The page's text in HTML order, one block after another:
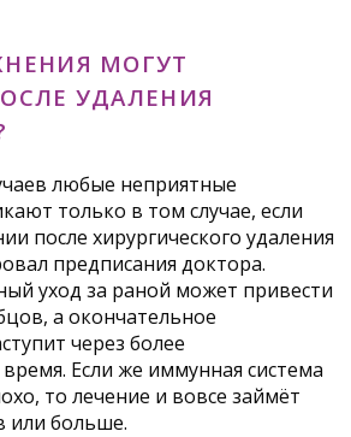
МОГУТ
УДАЛЕНИЯ
любые неприятные
только в том случае, если
после хирургического удаления
предписания доктора.
уход за раной может привести
а окончательное
через более
Если же иммунная система
то лечение и вовсе займёт
или больше.